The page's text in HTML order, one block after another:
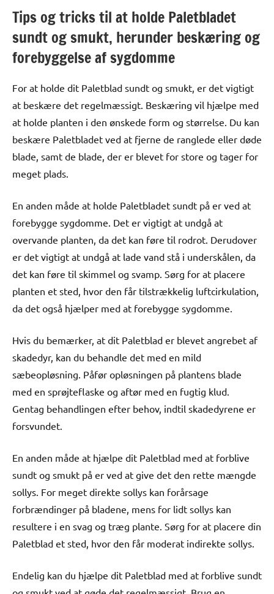
Tips og tricks til at holde Paletbladet
sundt og smukt, herunder beskæring og
forebyggelse af sygdomme
For at holde dit Paletblad sundt og smukt, er det vigtigt
at beskære det regelmæssigt. Beskæring vil hjælpe med
at holde planten i den ønskede form og størrelse. Du kan
beskære Paletbladet ved at fjerne de ranglede eller døde
blade, samt de blade, der er blevet for store og tager for
meget plads.
En anden måde at holde Paletbladet sundt på er ved at
forebygge sygdomme. Det er vigtigt at undgå at
overvande planten, da det kan føre til rodrot. Derudover
er det vigtigt at undgå at lade vand stå i underskålen, da
det kan føre til skimmel og svamp. Sørg for at placere
planten et sted, hvor den får tilstrækkelig luftcirkulation,
da det også hjælper med at forebygge sygdomme.
Hvis du bemærker, at dit Paletblad er blevet angrebet af
skadedyr, kan du behandle det med en mild
sæbeopløsning. Påfør opløsningen på plantens blade
med en sprøjteflaske og aftør med en fugtig klud.
Gentag behandlingen efter behov, indtil skadedyrene er
forsvundet.
En anden måde at hjælpe dit Paletblad med at forblive
sundt og smukt på er ved at give det den rette mængde
sollys. For meget direkte sollys kan forårsage
forbrændinger på bladene, mens for lidt sollys kan
resultere i en svag og træg plante. Sørg for at placere din
Paletblad et sted, hvor den får moderat indirekte sollys.
Endelig kan du hjælpe dit Paletblad med at forblive sundt